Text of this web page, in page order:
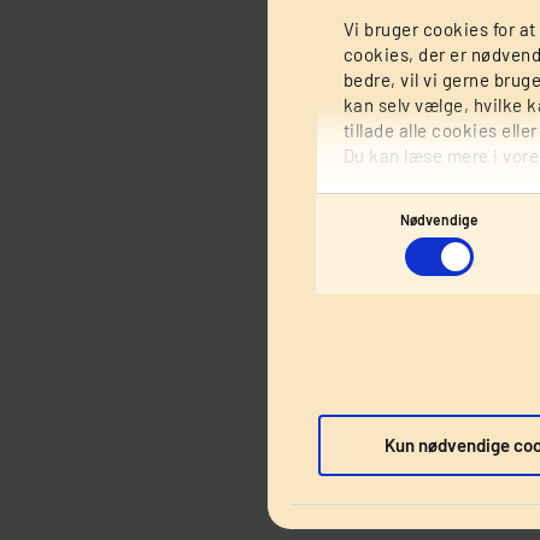
Vi bruger cookies for
cookies, der er
bedre, vil vi gerne
kan selv vælge, hvilke
tillade alle cookies
Du kan læse mere i
Nødvendige
Kun nødvendige
At være
skulle gå hen
hvis du endnu
tidspunkt at
Prøv at
Lige nu er
længe har
Sælg de
Hvis din